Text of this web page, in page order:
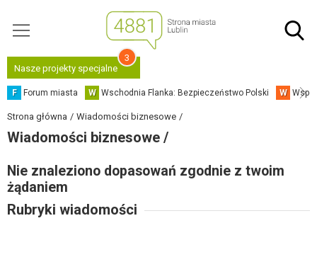
Nasze projekty specjalne
3
F Forum miasta W Wschodnia Flanka: Bezpieczeństwo Polski W
Strona główna Wiadomości biznesowe
Wiadomości biznesowe /
Nie znaleziono dopasowań zgodnie z twoim
żądaniem
Rubryki wiadomości